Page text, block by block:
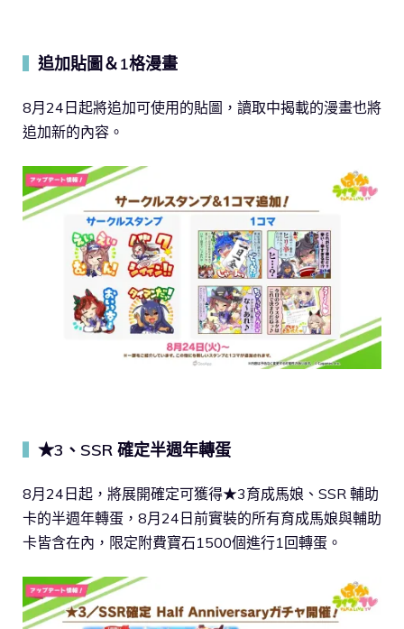
追加貼圖＆1格漫畫
8月24日起將追加可使用的貼圖，讀取中揭載的漫畫也將
追加新的內容。
★3、SSR 確定半週年轉蛋
8月24日起，將展開確定可獲得★3育成馬娘、SSR 輔助
卡的半週年轉蛋，8月24日前實裝的所有育成馬娘與輔助
卡皆含在內，限定附費寶石1500個進行1回轉蛋。